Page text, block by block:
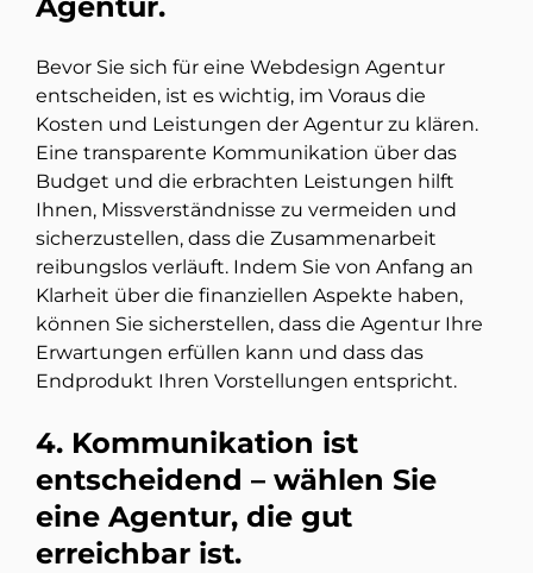
Bevor Sie sich für eine Webdesign Agentur
entscheiden, ist es wichtig, im Voraus die
Kosten und Leistungen der Agentur zu klären.
Eine transparente Kommunikation über das
Budget und die erbrachten Leistungen hilft
Ihnen, Missverständnisse zu vermeiden und
sicherzustellen, dass die Zusammenarbeit
reibungslos verläuft. Indem Sie von Anfang an
Klarheit über die finanziellen Aspekte haben,
können Sie sicherstellen, dass die Agentur Ihre
Erwartungen erfüllen kann und dass das
Endprodukt Ihren Vorstellungen entspricht.
4. Kommunikation ist
entscheidend – wählen Sie
eine Agentur, die gut
erreichbar ist.